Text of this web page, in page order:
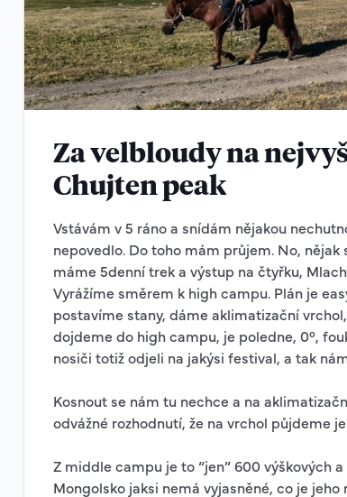
Za velbloudy na
Chujten peak
Vstávám v 5 ráno a snídám nějakou
nepovedlo. Do toho mám průjem. No, nějak
máme 5denní trek a výstup na čtyřku,
Vyrážíme směrem k high campu. Plán je
postavíme stany, dáme aklimatizační
dojdeme do high campu, je poledne, 0°,
nosiči totiž odjeli na jakýsi festival, a tak
Kosnout se nám tu nechce a na
odvážné rozhodnutí, že na vrchol půjdeme
Z middle campu je to “jen” 600 výškových
Mongolsko jaksi nemá vyjasněné, co je